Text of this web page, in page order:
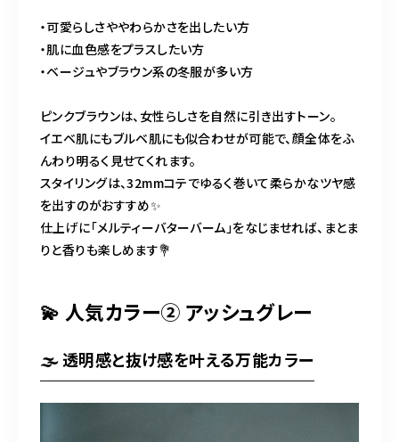
・可愛らしさややわらかさを出したい方
・肌に血色感をプラスしたい方
・ベージュやブラウン系の冬服が多い方
ピンクブラウンは、女性らしさを自然に引き出すトーン。
イエベ肌にもブルベ肌にも似合わせが可能で、顔全体をふ
んわり明るく見せてくれます。
スタイリングは、32mmコテでゆるく巻いて柔らかなツヤ感
を出すのがおすすめ✨
仕上げに「メルティーバターバーム」をなじませれば、まとま
りと香りも楽しめます💐
💫 人気カラー② アッシュグレー
🌫️ 透明感と抜け感を叶える万能カラー